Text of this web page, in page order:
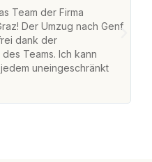
Team der Firma
Der Umzug nach Genf
dank der
Teams. Ich kann
uneingeschränkt